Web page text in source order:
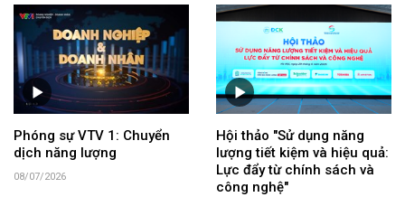
Phóng sự VTV 1: Chuyển
dịch năng lượng
08/07/2026
Hội thảo "Sử dụng năng
lượng tiết kiệm và hiệu quả:
Lực đẩy từ chính sách và
công nghệ"